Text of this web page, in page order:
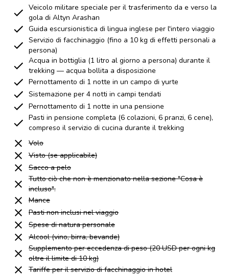
Veicolo militare speciale per il trasferimento da e verso la
gola di Altyn Arashan
Guida escursionistica di lingua inglese per l'intero viaggio
Servizio di facchinaggio (fino a 10 kg di effetti personali a
persona)
Acqua in bottiglia (1 litro al giorno a persona) durante il
trekking — acqua bollita a disposizione
Pernottamento di 1 notte in un campo di yurte
Sistemazione per 4 notti in campi tendati
Pernottamento di 1 notte in una pensione
Pasti in pensione completa (6 colazioni, 6 pranzi, 6 cene),
compreso il servizio di cucina durante il trekking
Volo
Visto (se applicabile)
Sacco a pelo
Tutto ciò che non è menzionato nella sezione "Cosa è
incluso".
Mance
Pasti non inclusi nel viaggio
Spese di natura personale
Alcool (vino, birra, bevande)
Supplemento per eccedenza di peso (20 USD per ogni kg
oltre il limite di 10 kg)
Tariffe per il servizio di facchinaggio in hotel